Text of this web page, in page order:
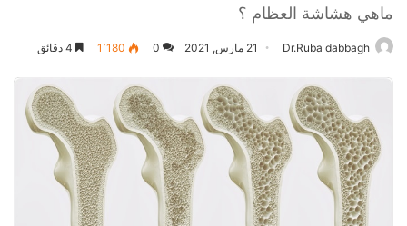
ماهي هشاشة العظام ؟
Dr.Ruba dabbagh 21 مارس, 2021 0 1٬180